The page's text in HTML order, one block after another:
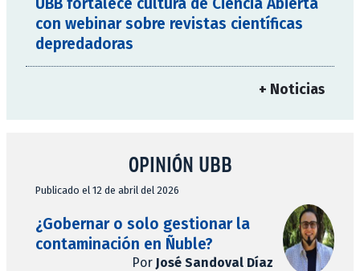
con webinar sobre revistas científicas
depredadoras
+ Noticias
OPINIÓN UBB
Publicado el 12 de abril del 2026
¿Gobernar o solo gestionar la
contaminación en Ñuble?
Por José Sandoval Díaz